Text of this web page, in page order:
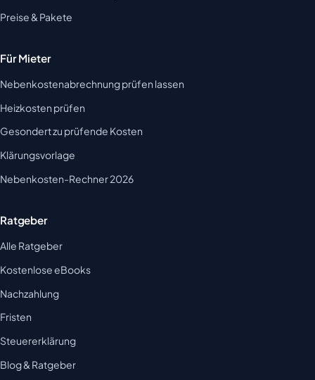
Preise & Pakete
Für Mieter
Nebenkostenabrechnung prüfen lassen
Heizkosten prüfen
Gesondert zu prüfende Kosten
Klärungsvorlage
Nebenkosten-Rechner 2026
Ratgeber
Alle Ratgeber
Kostenlose eBooks
Nachzahlung
Fristen
Steuererklärung
Blog & Ratgeber